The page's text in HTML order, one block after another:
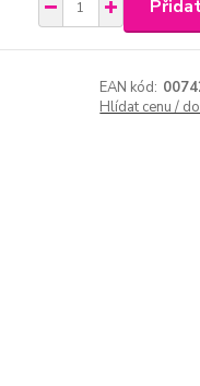
EAN kód:
Hlídat cenu /